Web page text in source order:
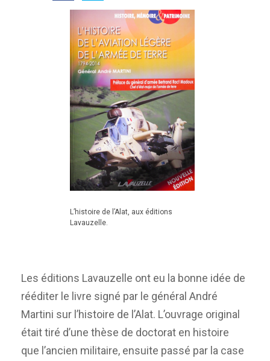
L’histoire de l’Alat, aux éditions
Lavauzelle.
Les éditions Lavauzelle ont eu la bonne idée de
rééditer le livre signé par le général André
Martini sur l’histoire de l’Alat. L’ouvrage original
était tiré d’une thèse de doctorat en histoire
que l’ancien militaire, ensuite passé par la case